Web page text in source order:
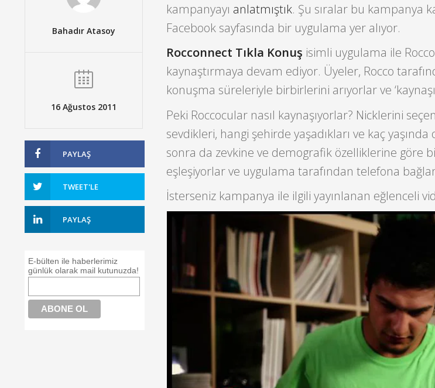
Bahadır Atasoy
16 Ağustos 2011
PAYLAŞ
TWEET'LE
PAYLAŞ
E-bülten ile haberlerimiz
günlük olarak mail kutunuzda!
kampanyayı anlatmıştık. Şu sıralar bu kampanya
Facebook sayfasında bir uygulama yer alıyor.
Rocconnect Tıkla Konuş isimli uygulama ile
kaynaştırmaya devam ediyor. Üyeler, Rocco
konuşma süreleriyle birbirlerini arıyorlar ve
Peki Roccocular nasıl kaynaşıyorlar? Nicklerini
sevdikleri, hangi şehirde yaşadıkları ve kaç
sonra da zevkine ve demografik özelliklerine göre
eşleşiyorlar ve uygulama tarafından telefona
İsterseniz kampanya ile ilgili yayınlanan eğlenceli